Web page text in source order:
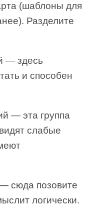
(шаблоны для
Разделите
— здесь
и способен
— эта группа
слабые
сюда позовите
логически.